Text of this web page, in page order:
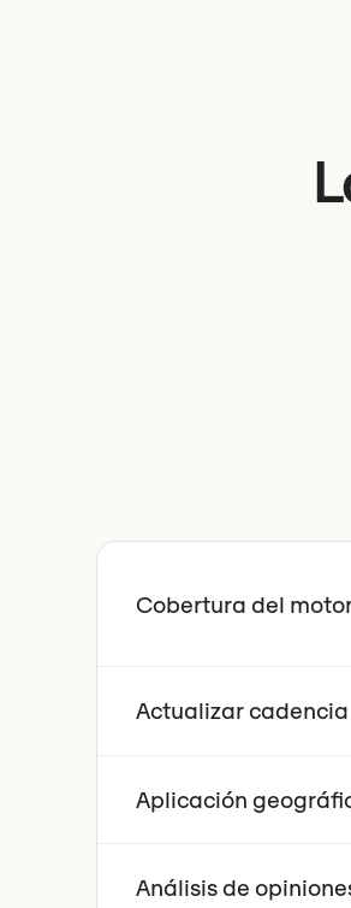
Cobertura del
Actualizar cadencia
Aplicación
Análisis de